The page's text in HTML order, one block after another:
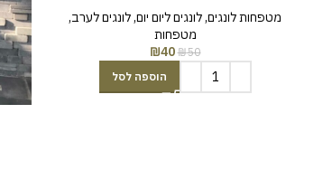
מטפחות לונגים,לונגים ליום יום,לונגים לערב,
מטפחות
₪50
₪40
הוספה לסל